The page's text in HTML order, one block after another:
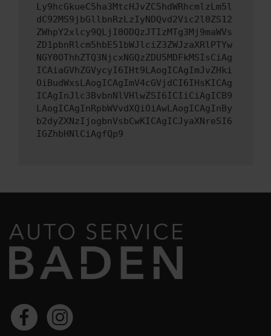
Ly9hcGkueC5ha3MtcHJvZC5hdWRhcmlzLm5l
dC92MS9jbGllbnRzLzIyNDQvd2Vic2l0ZS12
ZWhpY2xlcy9QLjI0ODQzJTIzMTg3Mj9maWVs
ZD1pbnRlcm5hbE51bWJlciZ3ZWJzaXRlPTYw
NGY0OThhZTQ3NjcxNGQzZDU5MDFkMSIsCiAg
ICAiaGVhZGVycyI6IHt9LAogICAgImJvZHki
OiBudWxsLAogICAgImV4cGVjdCI6IHsKICAg
ICAgInJlc3BvbnNlVHlwZSI6ICIiCiAgICB9
LAogICAgInRpbWVvdXQiOiAwLAogICAgInBy
b2dyZXNzIjogbnVsbCwKICAgICJyaXNreSI6
IGZhbHNlCiAgfQp9